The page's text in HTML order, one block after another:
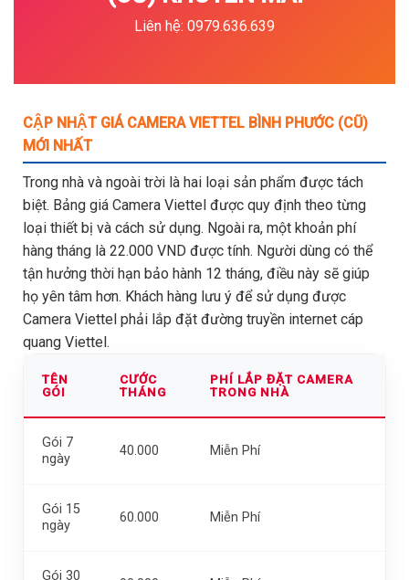
Liên hệ: 0979.636.639
CẬP NHẬT GIÁ CAMERA VIETTEL BÌNH PHƯỚC (CŨ)
MỚI NHẤT
Trong nhà và ngoài trời là hai loại sản phẩm được tách
biệt. Bảng giá Camera Viettel được quy định theo từng
loại thiết bị và cách sử dụng. Ngoài ra, một khoản phí
hàng tháng là 22.000 VND được tính. Người dùng có thể
tận hưởng thời hạn bảo hành 12 tháng, điều này sẽ giúp
họ yên tâm hơn. Khách hàng lưu ý để sử dụng được
Camera Viettel phải lắp đặt đường truyền internet cáp
quang Viettel.
TÊN
GÓI
CƯỚC
THÁNG
PHÍ LẮP ĐẶT CAMERA
TRONG NHÀ
Gói 7
ngày
40.000 Miễn Phí
Gói 15
ngày
60.000 Miễn Phí
Gói 30